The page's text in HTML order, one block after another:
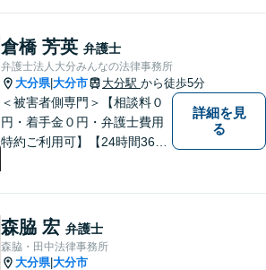
倉橋 芳英 弁護士
弁護士法人大分みんなの法律事務所
大分県|大分市 大分駅 から徒歩5分
＜被害者側専門＞【相談料０
円・着手金０円・弁護士費用
特約ご利用可】【24時間365
門性・サービスに定評あり、
感謝のクチコミ多数◎事故直
後より柔軟にサポート
詳細を見
る
森脇 宏 弁護士
森脇・田中法律事務所
大分県|大分市